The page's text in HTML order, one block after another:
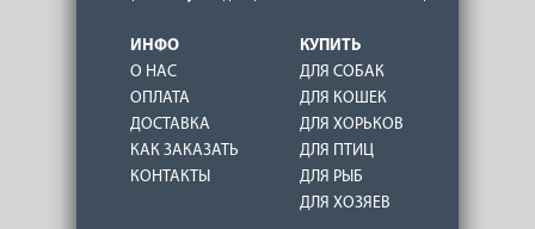
ИНФО
О НАС
ОПЛАТА
ДОСТАВКА
КАК ЗАКАЗАТЬ
КОНТАКТЫ
КУПИТЬ
ДЛЯ СОБАК
ДЛЯ КОШЕК
ДЛЯ ХОРЬКОВ
ДЛЯ ПТИЦ
ДЛЯ РЫБ
ДЛЯ ХОЗЯЕВ